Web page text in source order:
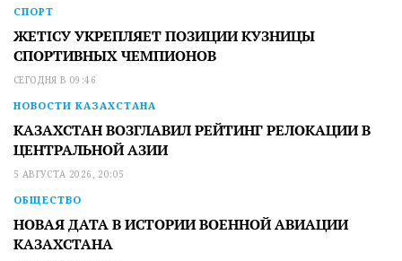
СПОРТ
ЖЕТІСУ УКРЕПЛЯЕТ ПОЗИЦИИ КУЗНИЦЫ
СПОРТИВНЫХ ЧЕМПИОНОВ
СЕГОДНЯ В 09:46
НОВОСТИ КАЗАХСТАНА
КАЗАХСТАН ВОЗГЛАВИЛ РЕЙТИНГ РЕЛОКАЦИИ В
ЦЕНТРАЛЬНОЙ АЗИИ
5 АВГУСТА 2026, 20:05
ОБЩЕСТВО
НОВАЯ ДАТА В ИСТОРИИ ВОЕННОЙ АВИАЦИИ
КАЗАХСТАНА